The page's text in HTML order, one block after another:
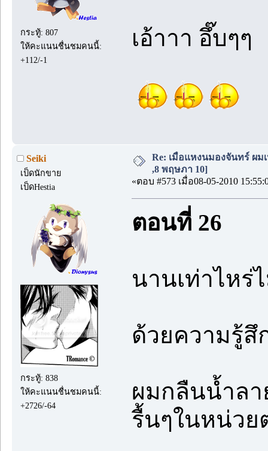
กระทู้: 807
ให้คะแนนชื่นชมคนนี้:
+112/-1
เอ้าาา อึ๊บๆๆ
Seiki
เป็ดนักขาย
เป็ดHestia
กระทู้: 838
ให้คะแนนชื่นชมคนนี้:
+2726/-64
Re: เมื่อแหงนมองจันทร์ ผม
,8 พฤษภา 10]
«ตอบ #573 เมื่อ08-05-2010
ตอนที่ 26
นานเท่าไหร่
ด้วยความรู้สึ
ผมกลืนน้ำลา
รื้นๆในหน่วย